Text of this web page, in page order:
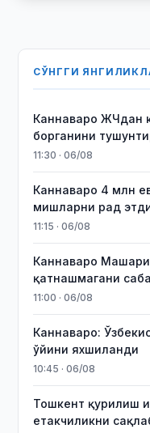
СЎНГГИ
Каннаваро ЖЧдан
борганини
11:30 · 06/08
Каннаваро 4 млн
мишларни рад
11:15 · 06/08
Каннаваро
қатнашмагани
11:00 · 06/08
Каннаваро:
ўйини яхшиланди
10:45 · 06/08
Тошкент қурилиш
етакчиликни